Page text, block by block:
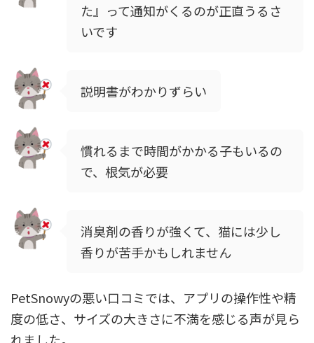
た』って通知がくるのが正直うるさ
いです
説明書がわかりずらい
慣れるまで時間がかかる子もいるの
で、根気が必要
消臭剤の香りが強くて、猫には少し
香りが苦手かもしれません
PetSnowyの悪い口コミでは、アプリの操作性や精
度の低さ、サイズの大きさに不満を感じる声が見ら